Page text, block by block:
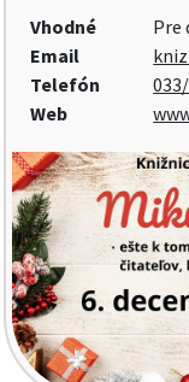
Vhodné
Pre
Email
Telefón
Web